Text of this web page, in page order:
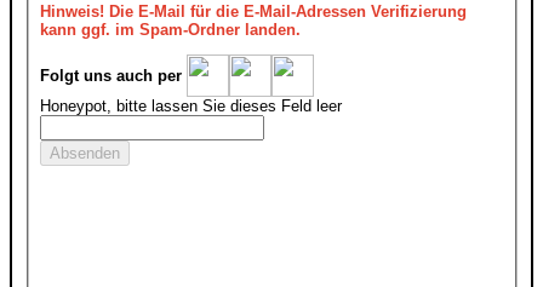
Hinweis! Die E-Mail für die E-Mail-Adressen Verifizierung
kann ggf. im Spam-Ordner landen.
Folgt uns auch per
Honeypot, bitte lassen Sie dieses Feld leer